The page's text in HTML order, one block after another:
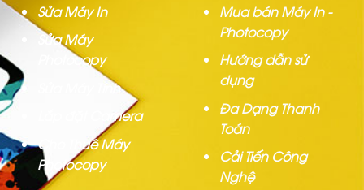
Sửa Máy In
Sửa Máy
Photocopy
Sửa Máy Tính
Lắp đặt Camera
Cho Thuê Máy
Photocopy
Mua bán Máy In -
Photocopy
Hướng dẫn sử
dụng
Đa Dạng Thanh
Toán
Cải Tiến Công
Nghệ